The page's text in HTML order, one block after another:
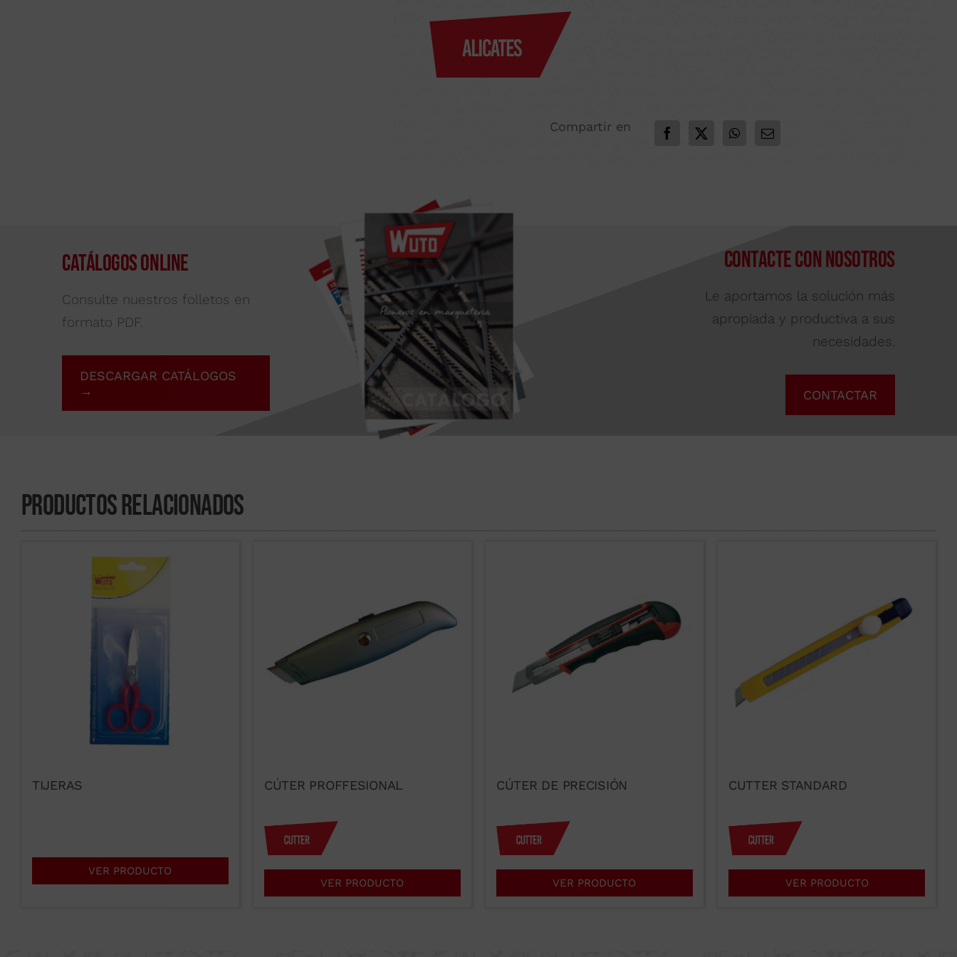
Compartir en
Catálogos Online
Consulte nuestros folletos en
formato PDF.
DESCARGAR CATÁLOGOS
→
Contacte con nosotros
Le aportamos la solución más
apropiada y productiva a sus
necesidades.
CONTACTAR
Productos Relacionados
TIJERAS
VER PRODUCTO
CÚTER PROFFESIONAL
VER PRODUCTO
CÚTER DE PRECISIÓN
VER PRODUCTO
CUTTER STANDARD
VER PRODUCTO